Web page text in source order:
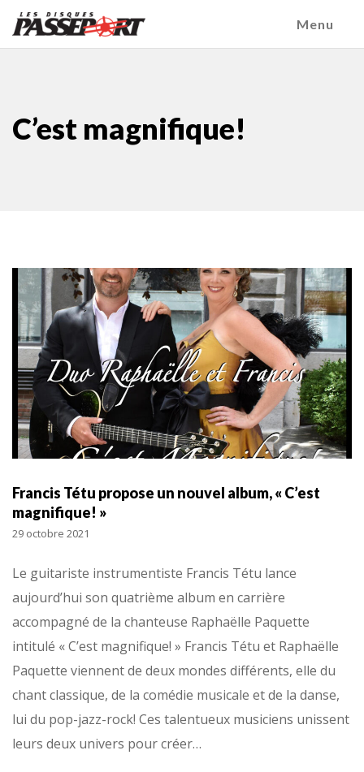
Menu
C’est magnifique!
Francis Tétu propose un nouvel album, « C’est
magnifique! »
29 octobre 2021
Le guitariste instrumentiste Francis Tétu lance
aujourd’hui son quatrième album en carrière
accompagné de la chanteuse Raphaëlle Paquette
intitulé « C’est magnifique! » Francis Tétu et Raphaëlle
Paquette viennent de deux mondes différents, elle du
chant classique, de la comédie musicale et de la danse,
lui du pop-jazz-rock! Ces talentueux musiciens unissent
leurs deux univers pour créer…